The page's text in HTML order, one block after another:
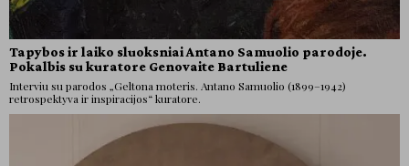
Tapybos ir laiko sluoksniai Antano Samuolio parodoje.
Pokalbis su kuratore Genovaite Bartuliene
Interviu su parodos „Geltona moteris. Antano Samuolio (1899–1942)
retrospektyva ir inspiracijos“ kuratore.